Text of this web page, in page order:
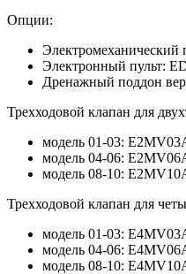
Опции:
Электромеханический
Электронный пульт:
Дренажный поддон
Трехходовой клапан для
модель 01-03:
модель 04-06:
модель 08-10:
Трехходовой клапан для
модель 01-03:
модель 04-06:
модель 08-10: